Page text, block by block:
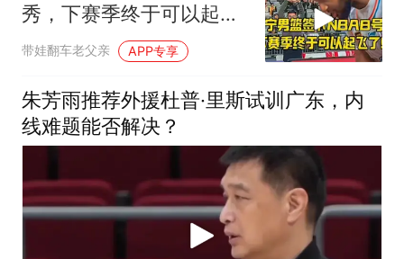
秀，下赛季终于可以起飞
了！
带娃翻车老父亲 APP专享
朱芳雨推荐外援杜普·里斯试训广东，内
线难题能否解决？